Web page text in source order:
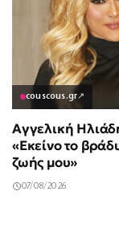
couscous.gr↗
Αγγελική
«Εκείνο το
ζωής μου»
07/08/2026